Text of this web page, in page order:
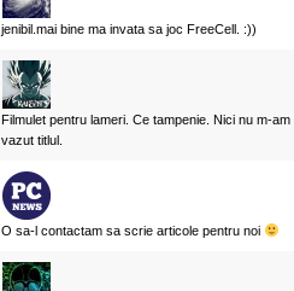
jenibil.mai bine ma invata sa joc FreeCell. :))
Filmulet pentru lameri. Ce tampenie. Nici nu m-
vazut titlul.
O sa-l contactam sa scrie articole pentru noi